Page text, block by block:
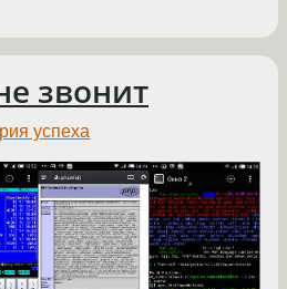
звонит
успеха